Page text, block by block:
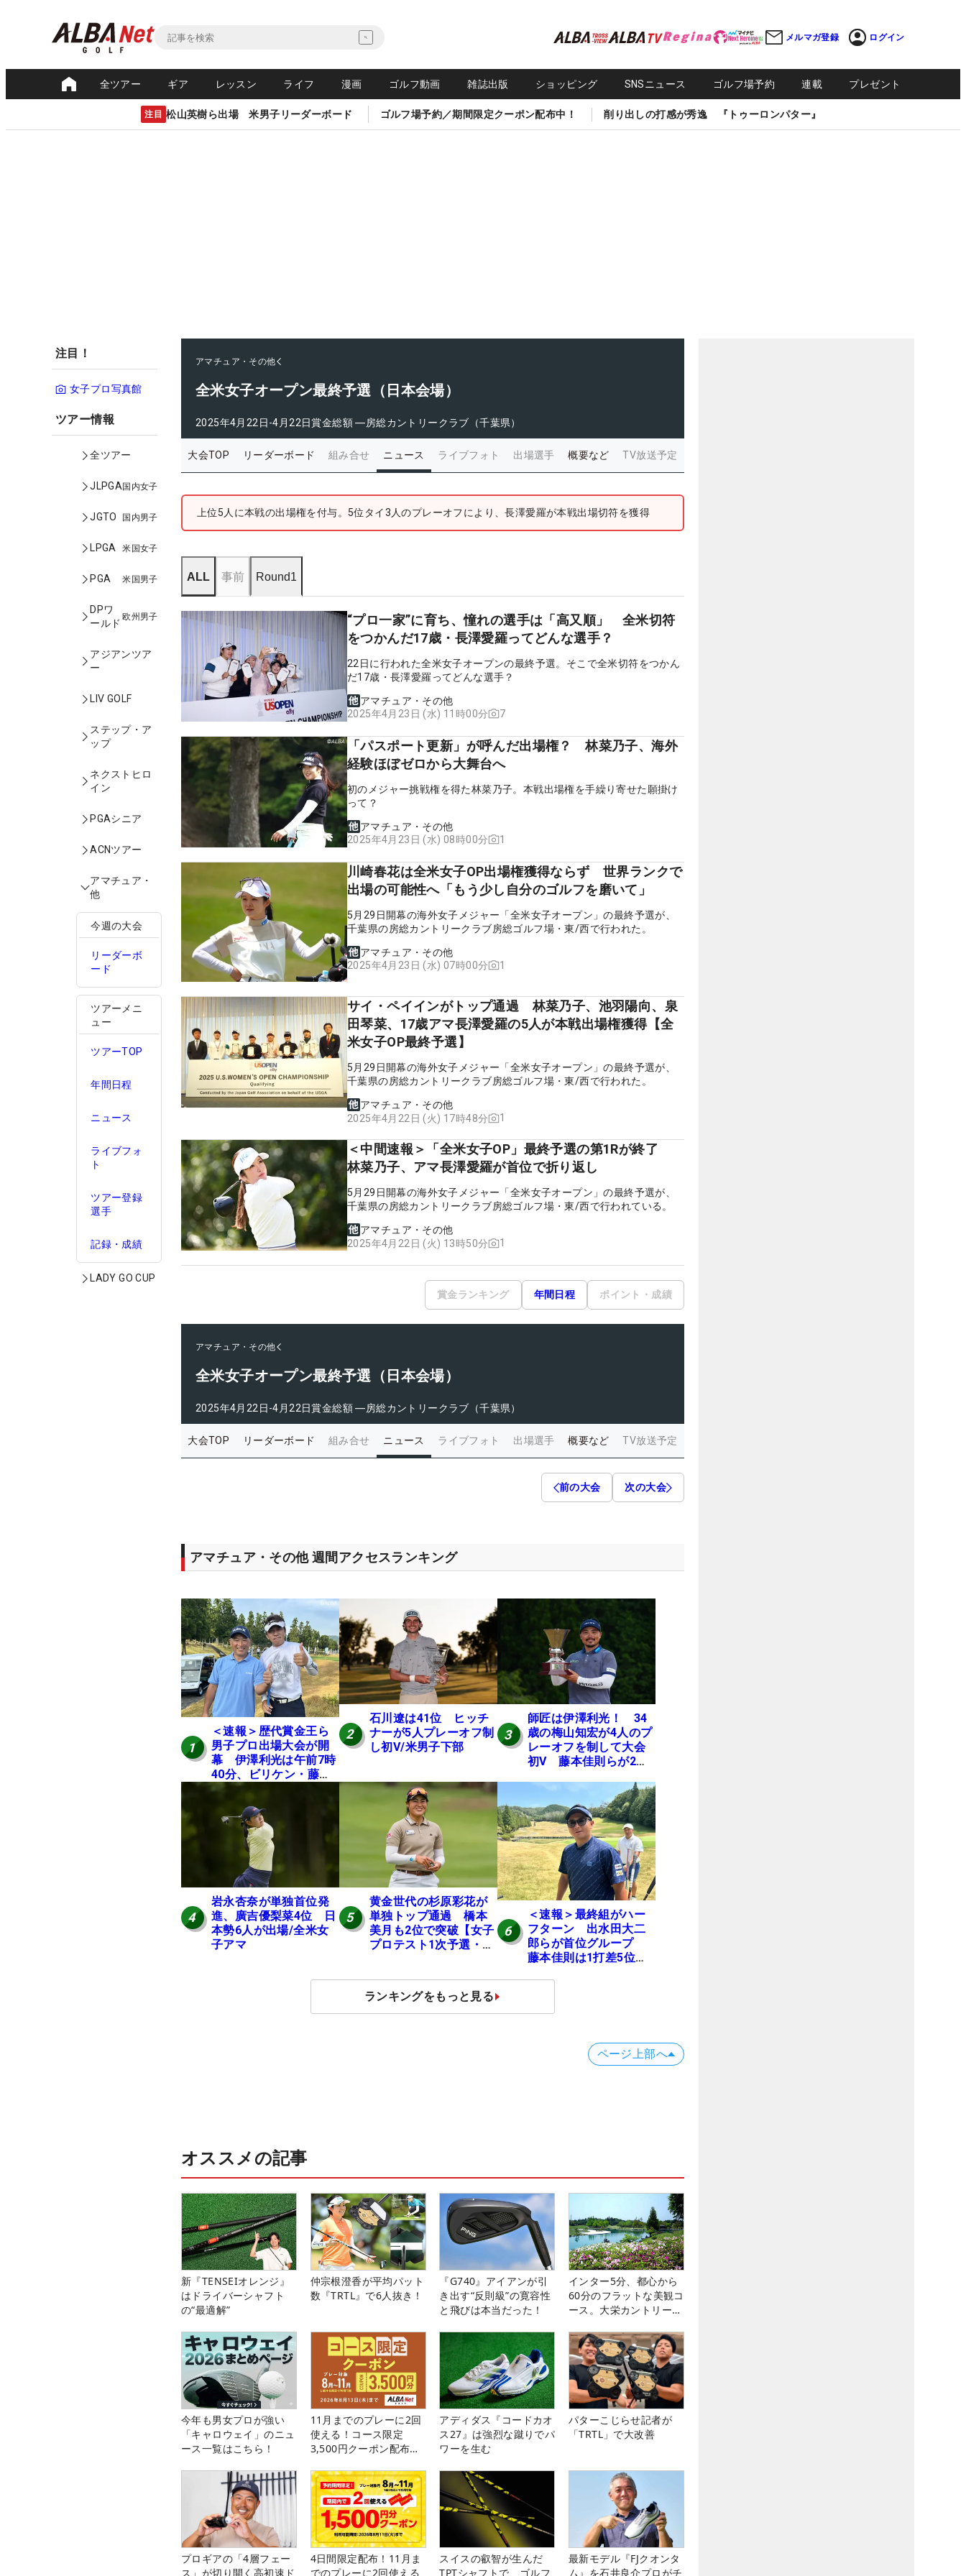
メルマガ登録 ログイン
全ツアー ギア レッスン ライフ 漫画 ゴルフ動画 雑誌出版 ショッピング SNSニュース ゴルフ場予約 連載 プレゼント
注目 松山英樹ら出場 米男子リーダーボード ゴルフ場予約／期間限定クーポン配布中！ 削り出しの打感が秀逸 『トゥーロンパター』
注目！
女子プロ写真館
ツアー情報
全ツアー
JLPGA国内女子
JGTO 国内男子
LPGA 米国女子
PGA 米国男子
DPワ
ールド
欧州男子
アジアンツア
ー
LIV GOLF
ステップ・ア
ップ
ネクストヒロ
イン
PGAシニア
ACNツアー
アマチュア・
他
今週の大会
リーダーボ
ード
ツアーメニ
ュー
ツアーTOP
年間日程
ニュース
ライブフォ
ト
ツアー登録
選手
記録・成績
LADY GO CUP
アマチュア・その他
全米女子オープン最終予選（日本会場）
2025年4月22日-4月22日賞金総額 ―房総カントリークラブ（千葉県）
大会TOP リーダーボード 組み合せ ニュース ライブフォト 出場選手 概要など TV放送予定
上位5人に本戦の出場権を付与。5位タイ3人のプレーオフにより、長澤愛羅が本戦出場切符を獲得
ALL 事前 Round1
“プロ一家”に育ち、憧れの選手は「高又順」 全米切符
をつかんだ17歳・長澤愛羅ってどんな選手？
22日に行われた全米女子オープンの最終予選。そこで全米切符をつかん
だ17歳・長澤愛羅ってどんな選手？
アマチュア・その他
2025年4月23日 (水) 11時00分
7
「パスポート更新」が呼んだ出場権？ 林菜乃子、海外
経験ほぼゼロから大舞台へ
初のメジャー挑戦権を得た林菜乃子。本戦出場権を手繰り寄せた願掛け
って？
アマチュア・その他
2025年4月23日 (水) 08時00分
1
川崎春花は全米女子OP出場権獲得ならず 世界ランクで
出場の可能性へ「もう少し自分のゴルフを磨いて」
5月29日開幕の海外女子メジャー「全米女子オープン」の最終予選が、
千葉県の房総カントリークラブ房総ゴルフ場・東/西で行われた。
アマチュア・その他
2025年4月23日 (水) 07時00分
1
サイ・ペイインがトップ通過 林菜乃子、池羽陽向、泉
田琴菜、17歳アマ長澤愛羅の5人が本戦出場権獲得【全
米女子OP最終予選】
5月29日開幕の海外女子メジャー「全米女子オープン」の最終予選が、
千葉県の房総カントリークラブ房総ゴルフ場・東/西で行われた。
アマチュア・その他
2025年4月22日 (火) 17時48分
1
＜中間速報＞「全米女子OP」最終予選の第1Rが終了
林菜乃子、アマ長澤愛羅が首位で折り返し
5月29日開幕の海外女子メジャー「全米女子オープン」の最終予選が、
千葉県の房総カントリークラブ房総ゴルフ場・東/西で行われている。
アマチュア・その他
2025年4月22日 (火) 13時50分
1
賞金ランキング 年間日程 ポイント・成績
アマチュア・その他
全米女子オープン最終予選（日本会場）
2025年4月22日-4月22日賞金総額 ―房総カントリークラブ（千葉県）
大会TOP リーダーボード 組み合せ ニュース ライブフォト 出場選手 概要など TV放送予定
前の大会 次の大会
アマチュア・その他 週間アクセスランキング
1
＜速報＞歴代賞金王ら
男子プロ出場大会が開
幕 伊澤利光は午前7時
40分、ビリケン・藤本
佳則は午前9時30分にテ
ィオフ【MAIN STAGE
JOYX OPEN】
2
石川遼は41位 ヒッチ
ナーが5人プレーオフ制
し初V/米男子下部
3
師匠は伊澤利光！ 34
歳の梅山知宏が4人のプ
レーオフを制して大会
初V 藤本佳則らが2位
OPEN】
4
岩永杏奈が単独首位発
進、廣吉優梨菜4位 日
本勢6人が出場/全米女
子アマ
5
黄金世代の杉原彩花が
単独トップ通過 橋本
美月も2位で突破【女子
プロテスト1次予選・E
6
＜速報＞最終組がハー
フターン 出水田大二
郎らが首位グループ
藤本佳則は1打差5位
ランキングをもっと見る
ページ上部へ
オススメの記事
新『TENSEIオレンジ』
はドライバーシャフト
の“最適解”
仲宗根澄香が平均パット
数『TRTL』で6人抜き！
『G740』アイアンが引
き出す“反則級”の寛容性
と飛びは本当だった！
インター5分、都心から
60分のフラットな美観コ
ース。大栄カントリー俱
今年も男女プロが強い
「キャロウェイ」のニュ
ース一覧はこちら！
11月までのプレーに2回
使える！コース限定
3,500円クーポン配布
アディダス『コードカオ
ス27』は強烈な蹴りでパ
ワーを生む
パターこじらせ記者が
「TRTL」で大改善
プロギアの「4層フェー
ス」が切り開く高初速ド
4日間限定配布！11月ま
でのプレーに2回使える
スイスの叡智が生んだ
TPTシャフトで、ゴルフ
最新モデル『FJクオンタ
ム』を石井良介プロがチ